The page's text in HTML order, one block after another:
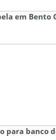
em Bento
para banco